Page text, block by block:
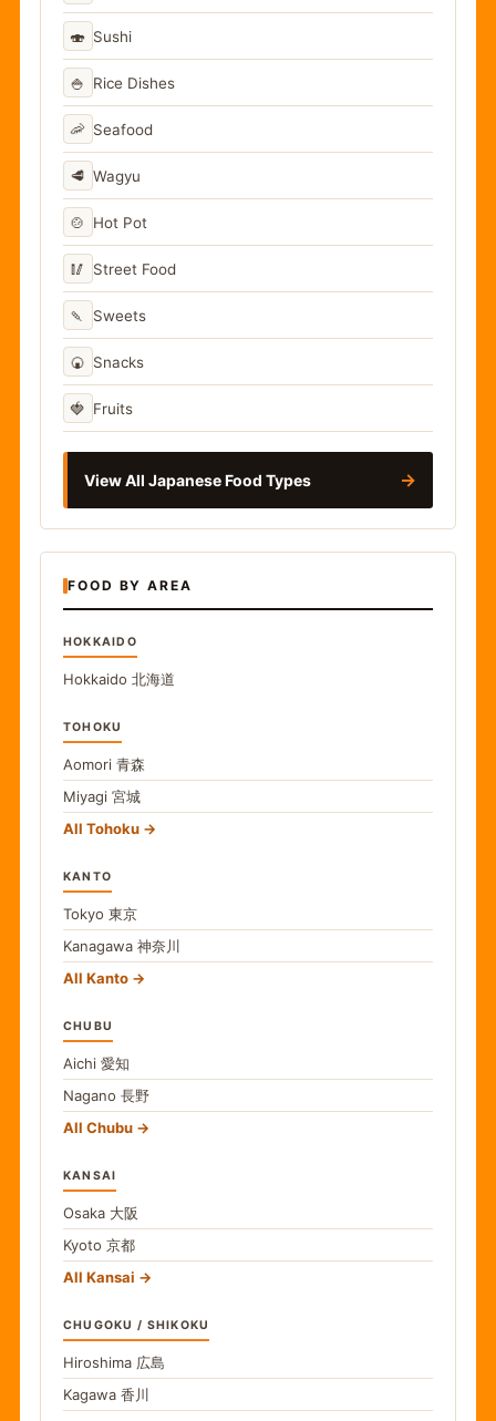
🍣 Sushi
🍚 Rice Dishes
🦐 Seafood
🥩 Wagyu
🍲 Hot Pot
🥢 Street Food
🍡 Sweets
🍘 Snacks
🍓 Fruits
View All Japanese Food Types →
FOOD BY AREA
HOKKAIDO
Hokkaido 北海道
TOHOKU
Aomori 青森
Miyagi 宮城
All Tohoku
KANTO
Tokyo 東京
Kanagawa 神奈川
All Kanto
CHUBU
Aichi 愛知
Nagano 長野
All Chubu
KANSAI
Osaka 大阪
Kyoto 京都
All Kansai
CHUGOKU / SHIKOKU
Hiroshima 広島
Kagawa 香川